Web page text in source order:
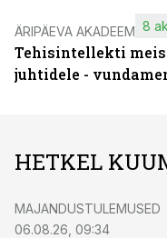
ÄRIPÄEVA AKADEEMIA
Tehisintellekti
juhtidele -
8
HETKEL
MAJANDUSTULEMUSED
06.08.26, 09:34